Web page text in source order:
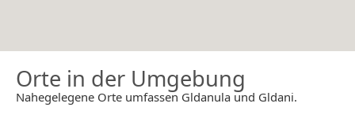
Orte in der Umgebung
Nahegelegene Orte umfassen Gldanula und Gldani.